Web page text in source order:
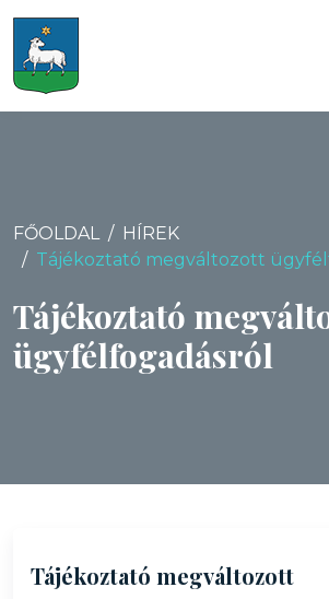
FŐOLDAL
HÍREK
Tájékoztató megváltozott
Tájékoztató
ügyfélfogadásról
Tájékoztató megváltozott